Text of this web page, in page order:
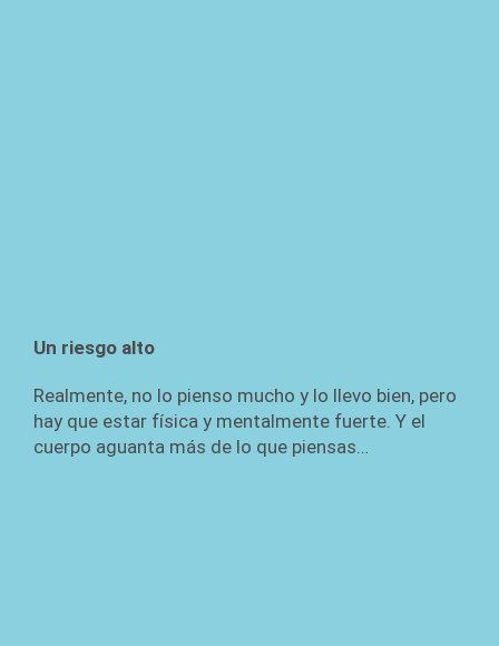
Un riesgo alto
Realmente, no lo pienso mucho y lo llevo bien, pero
hay que estar física y mentalmente fuerte. Y el
cuerpo aguanta más de lo que piensas…